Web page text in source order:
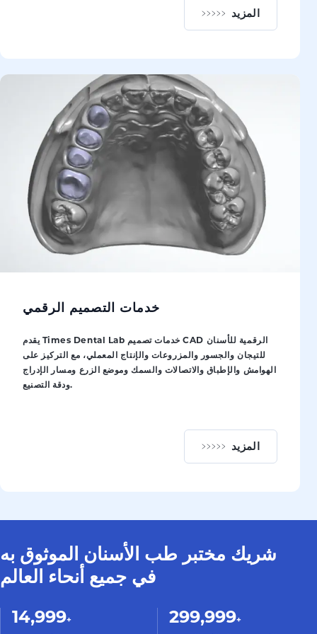
المزيد
تقويم الأسنان
خدمات التصميم الرقمي
يقدم Times Dental Lab خدمات تصميم CAD الرقمية للأسنان
للتيجان والجسور والمزروعات والإنتاج المعملي، مع التركيز على
الهوامش والإطباق والاتصالات والسمك وموضع الزرع ومسار الإدراج
ودقة التصنيع.
المزيد
التصميم الرقمي
شريك مختبر طب الأسنان الموثوق به
في جميع أنحاء العالم
15,000+
15,000+ 300,000+
300,000+